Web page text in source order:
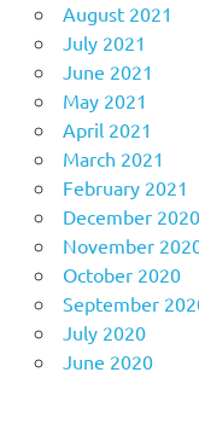
August 2021
July 2021
June 2021
May 2021
April 2021
March 2021
February 2021
December 2020
November
October 2020
September
July 2020
June 2020